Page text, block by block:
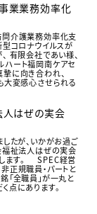
業業務効率化
介護業務効率化支
コロナウイルスが
有限会社であい様、
ハート福岡南ケアセ
に向き合われ、
大変感心させられる
人はぜの実会
したが、いかがお過ご
福祉法人はぜの実会
ます。 SPEC経営
正規職員・パートと
「全職員」が一丸と
点にあります。